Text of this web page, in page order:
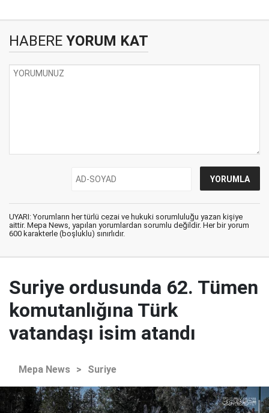
HABERE YORUM KAT
UYARI: Yorumların her türlü cezai ve hukuki sorumluluğu yazan kişiye
aittir. Mepa News, yapılan yorumlardan sorumlu değildir. Her bir yorum
600 karakterle (boşluklu) sınırlıdır.
Suriye ordusunda 62. Tümen
komutanlığına Türk
vatandaşı isim atandı
Mepa News > Suriye